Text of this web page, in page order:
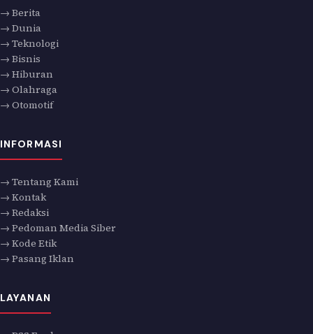
→ Berita
→ Dunia
→ Teknologi
→ Bisnis
→ Hiburan
→ Olahraga
→ Otomotif
INFORMASI
→ Tentang Kami
→ Kontak
→ Redaksi
→ Pedoman Media Siber
→ Kode Etik
→ Pasang Iklan
LAYANAN